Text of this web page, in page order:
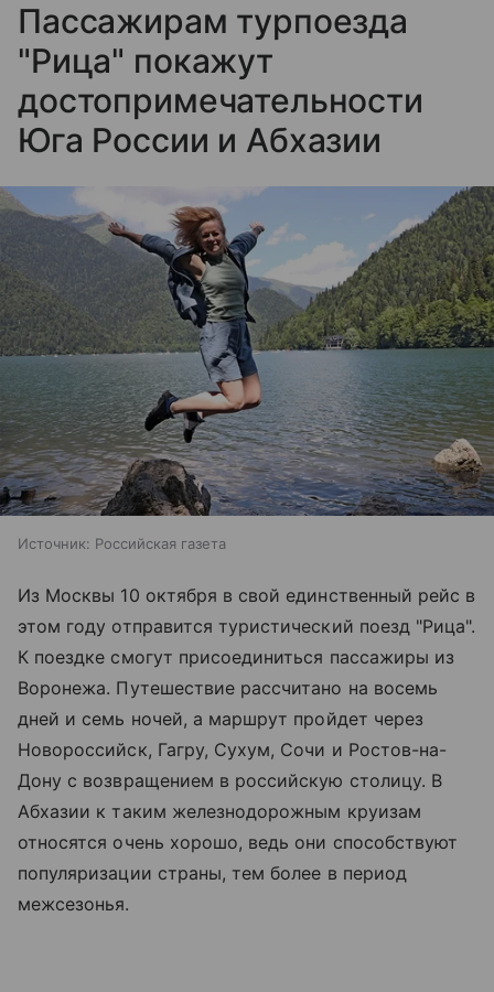
Пассажирам турпоезда
"Рица" покажут
достопримечательности
Юга России и Абхазии
Источник: Российская газета
Из Москвы 10 октября в свой единственный рейс в
этом году отправится туристический поезд "Рица".
К поездке смогут присоединиться пассажиры из
Воронежа. Путешествие рассчитано на восемь
дней и семь ночей, а маршрут пройдет через
Новороссийск, Гагру, Сухум, Сочи и Ростов-на-
Дону с возвращением в российскую столицу. В
Абхазии к таким железнодорожным круизам
относятся очень хорошо, ведь они способствуют
популяризации страны, тем более в период
межсезонья.